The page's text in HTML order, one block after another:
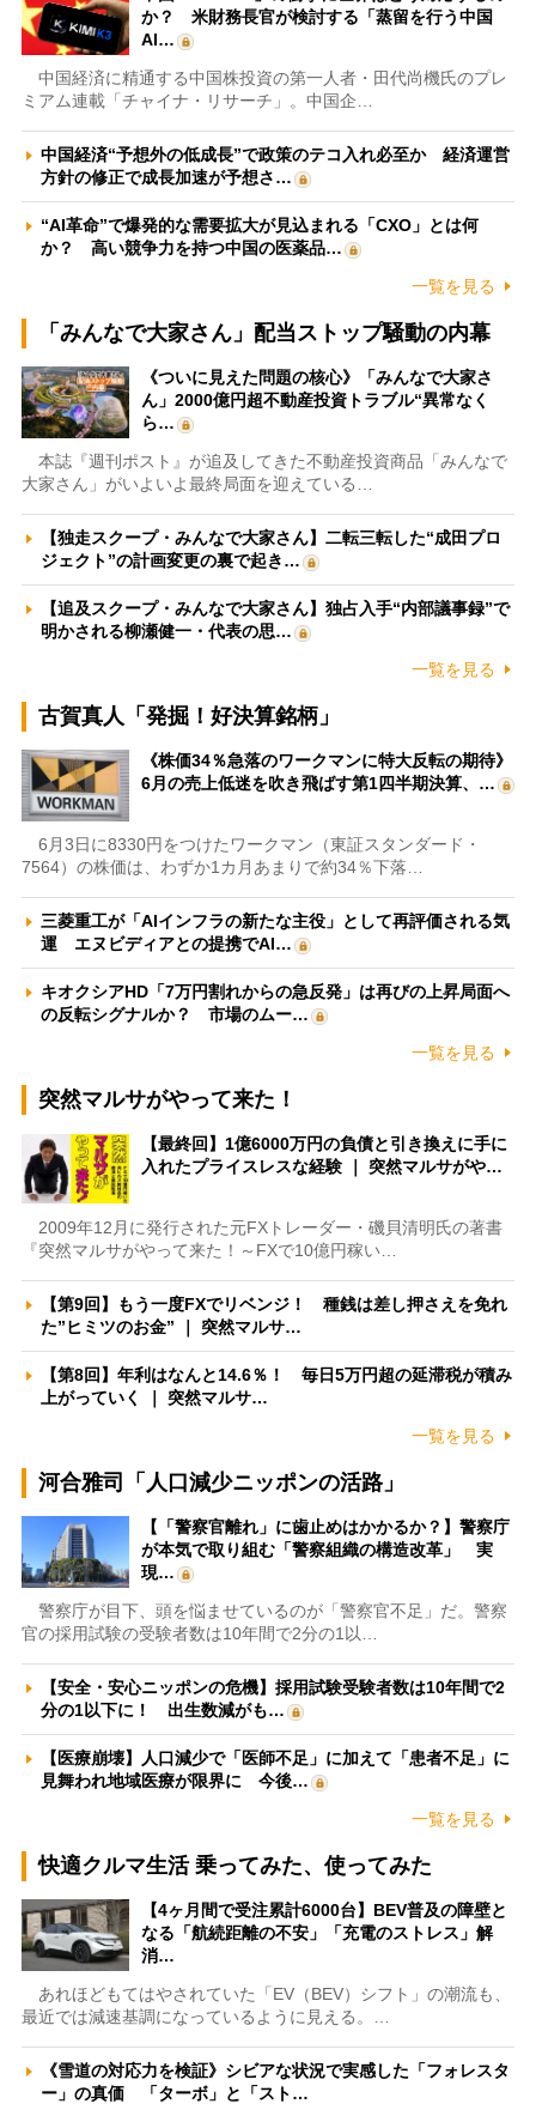
か？ 米財務長官が検討する「蒸留を行う中国
AI…
中国経済に精通する中国株投資の第一人者・田代尚機氏のプレ
ミアム連載「チャイナ・リサーチ」。中国企…
中国経済“予想外の低成長”で政策のテコ入れ必至か 経済運営
方針の修正で成長加速が予想さ…
“AI革命”で爆発的な需要拡大が見込まれる「CXO」とは何
か？ 高い競争力を持つ中国の医薬品…
一覧を見る
「みんなで大家さん」配当ストップ騒動の内幕
《ついに見えた問題の核心》「みんなで大家さ
ん」2000億円超不動産投資トラブル“異常なく
ら…
本誌『週刊ポスト』が追及してきた不動産投資商品「みんなで
大家さん」がいよいよ最終局面を迎えている…
【独走スクープ・みんなで大家さん】二転三転した“成田プロ
ジェクト”の計画変更の裏で起き…
【追及スクープ・みんなで大家さん】独占入手“内部議事録”で
明かされる柳瀬健一・代表の思…
一覧を見る
古賀真人「発掘！好決算銘柄」
《株価34％急落のワークマンに特大反転の期待》
6月の売上低迷を吹き飛ばす第1四半期決算、…
6月3日に8330円をつけたワークマン（東証スタンダード・
7564）の株価は、わずか1カ月あまりで約34％下落…
三菱重工が「AIインフラの新たな主役」として再評価される気
運 エヌビディアとの提携でAI…
キオクシアHD「7万円割れからの急反発」は再びの上昇局面へ
の反転シグナルか？ 市場のムー…
一覧を見る
突然マルサがやって来た！
【最終回】1億6000万円の負債と引き換えに手に
入れたプライスレスな経験 ｜ 突然マルサがや…
2009年12月に発行された元FXトレーダー・磯貝清明氏の著書
『突然マルサがやって来た！～FXで10億円稼い…
【第9回】もう一度FXでリベンジ！ 種銭は差し押さえを免れ
た”ヒミツのお金” ｜ 突然マルサ…
【第8回】年利はなんと14.6％！ 毎日5万円超の延滞税が積み
上がっていく ｜ 突然マルサ…
一覧を見る
河合雅司「人口減少ニッポンの活路」
【「警察官離れ」に歯止めはかかるか？】警察庁
が本気で取り組む「警察組織の構造改革」 実
現…
警察庁が目下、頭を悩ませているのが「警察官不足」だ。警察
官の採用試験の受験者数は10年間で2分の1以…
【安全・安心ニッポンの危機】採用試験受験者数は10年間で2
分の1以下に！ 出生数減がも…
【医療崩壊】人口減少で「医師不足」に加えて「患者不足」に
見舞われ地域医療が限界に 今後…
一覧を見る
快適クルマ生活 乗ってみた、使ってみた
【4ヶ月間で受注累計6000台】BEV普及の障壁と
なる「航続距離の不安」「充電のストレス」解
消…
あれほどもてはやされていた「EV（BEV）シフト」の潮流も、
最近では減速基調になっているように見える。…
《雪道の対応力を検証》シビアな状況で実感した「フォレスタ
ー」の真価 「ターボ」と「スト…